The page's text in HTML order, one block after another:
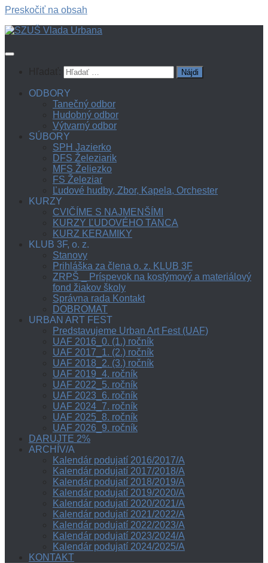
Preskočiť na obsah
ODBORY
Tanečný odbor
Hudobný odbor
Výtvarný odbor
SÚBORY
SPH Jazierko
DFS Železiarik
MFS Želiezko
FS Železiar
Ľudové hudby, Zbor, Kapela, Orchester
KURZY
CVIČÍME S NAJMENŠÍMI
KURZY ĽUDOVÉHO TANCA
KURZ KERAMIKY
KLUB 3F, o. z.
Stanovy
Prihláška za člena o. z. KLUB 3F
ZRPŠ _ Príspevok na kostýmový a materiálový
fond žiakov školy
Správna rada Kontakt
DOBROMAT
URBAN ART FEST
Predstavujeme Urban Art Fest (UAF)
UAF 2016_0. (1.) ročník
UAF 2017_1. (2.) ročník
UAF 2018_2. (3.) ročník
UAF 2019_4. ročník
UAF 2022_5. ročník
UAF 2023_6. ročník
UAF 2024_7. ročník
UAF 2025_8. ročník
UAF 2026_9. ročník
DARUJTE 2%
ARCHÍV/A
Kalendár podujatí 2016/2017/A
Kalendár podujatí 2017/2018/A
Kalendár podujatí 2018/2019/A
Kalendár podujatí 2019/2020/A
Kalendár podujatí 2020/2021/A
Kalendár podujatí 2021/2022/A
Kalendár podujatí 2022/2023/A
Kalendár podujatí 2023/2024/A
Kalendár podujatí 2024/2025/A
KONTAKT